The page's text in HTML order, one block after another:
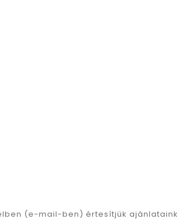
(e-mail-ben) értesítjük